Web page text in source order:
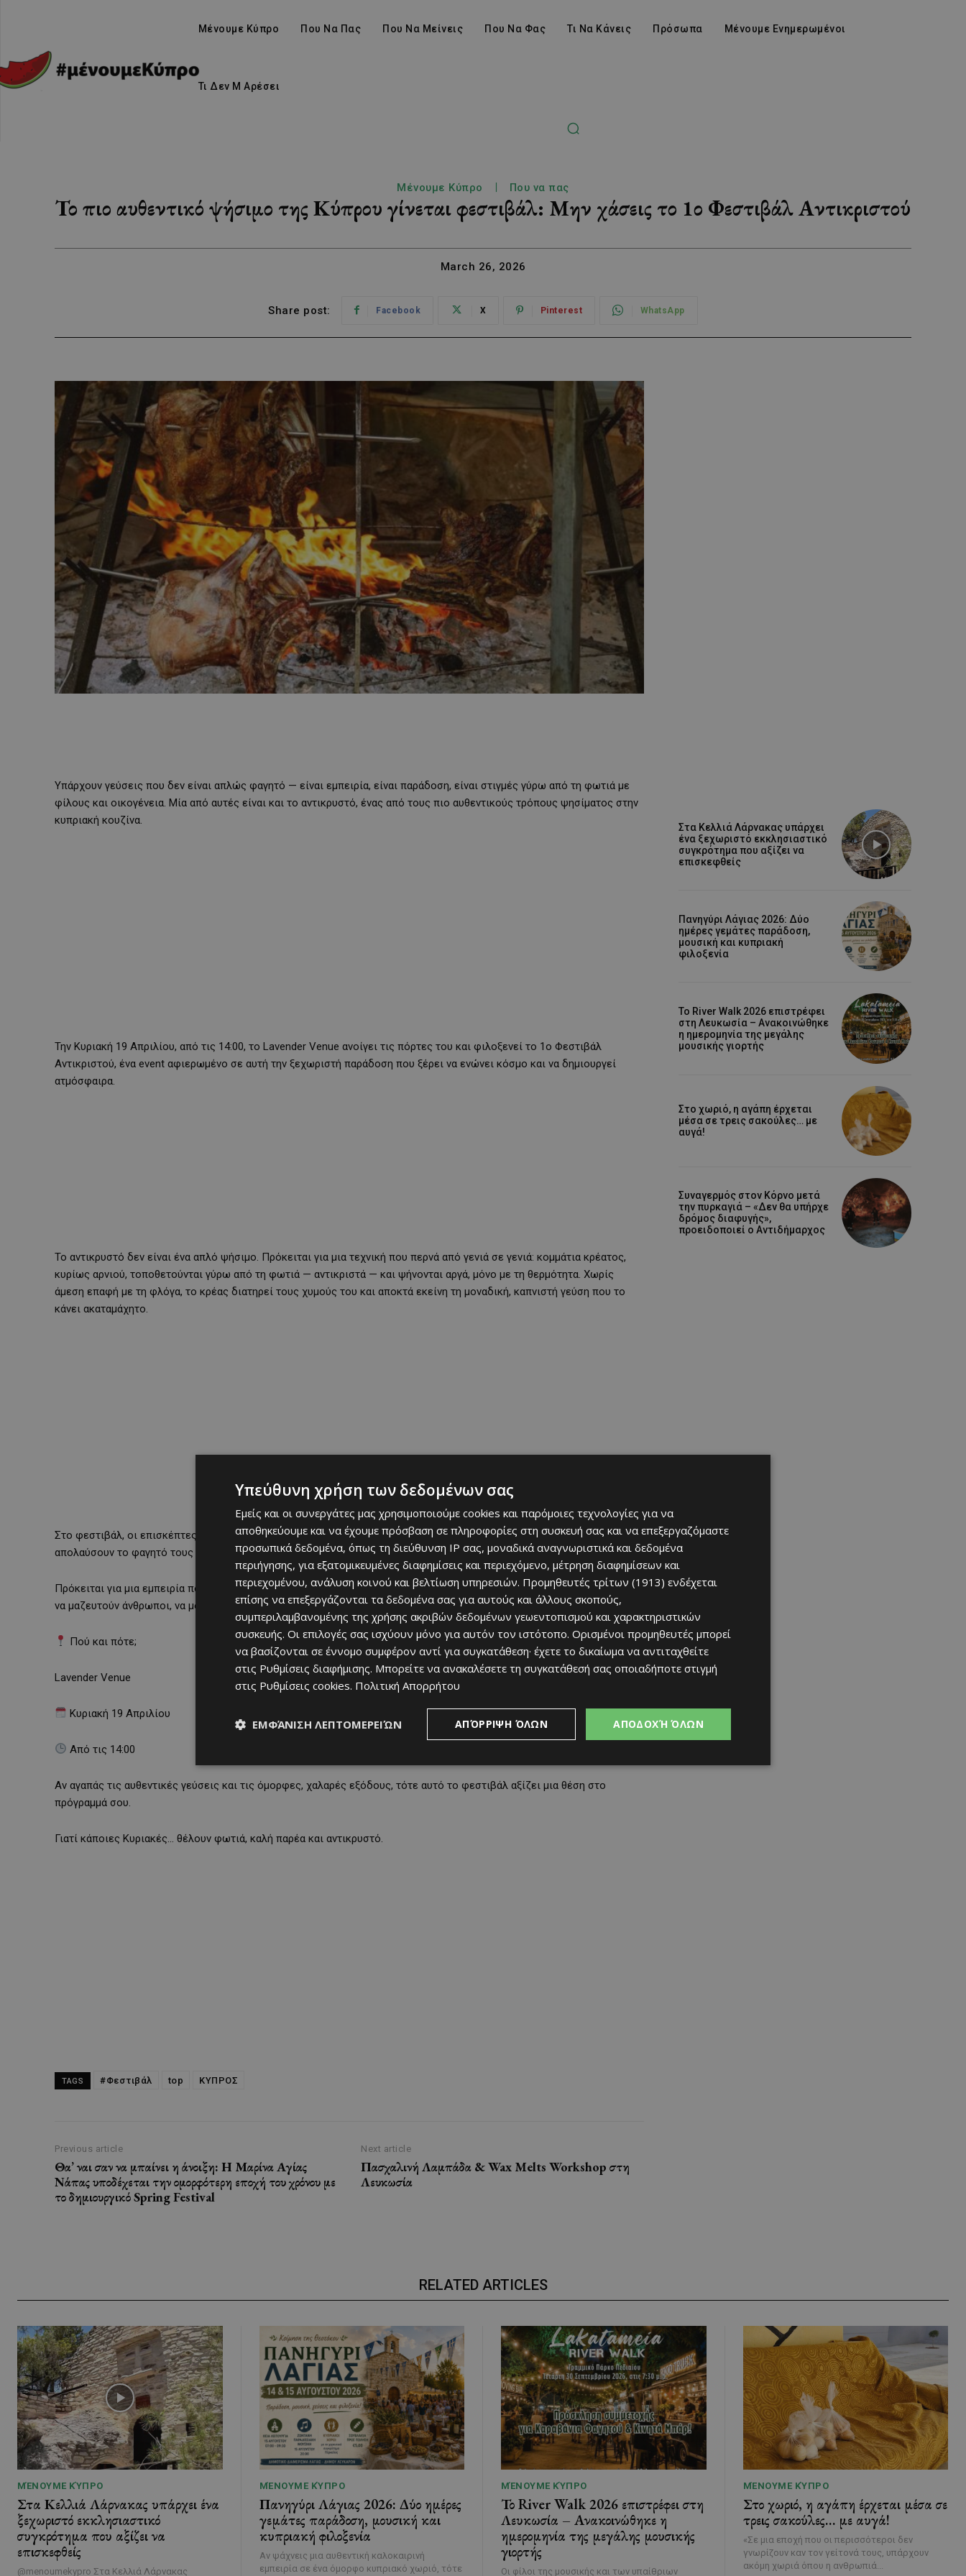
Μένουμε Κύπρο Που Να Πας Που Να Μείνεις Που Να Φας Τι Να Κάνεις Πρόσωπα Μένουμε Ενημερωμένοι
Τι Δεν Μ Αρέσει
Μένουμε Κύπρο Που να πας
Το πιο αυθεντικό ψήσιμο της Κύπρου γίνεται φεστιβάλ: Μην χάσεις το 1ο Φεστιβάλ Αντικριστού
March 26, 2026
Share post: Facebook X Pinterest WhatsApp
Υπάρχουν γεύσεις που δεν είναι απλώς φαγητό — είναι εμπειρία, είναι παράδοση, είναι στιγμές γύρω από τη φωτιά με
φίλους και οικογένεια. Μία από αυτές είναι και το αντικρυστό, ένας από τους πιο αυθεντικούς τρόπους ψησίματος στην
κυπριακή κουζίνα.
Την Κυριακή 19 Απριλίου, από τις 14:00, το Lavender Venue ανοίγει τις πόρτες του και φιλοξενεί το 1ο Φεστιβάλ
Αντικριστού, ένα event αφιερωμένο σε αυτή την ξεχωριστή παράδοση που ξέρει να ενώνει κόσμο και να δημιουργεί
ατμόσφαιρα.
Το αντικρυστό δεν είναι ένα απλό ψήσιμο. Πρόκειται για μια τεχνική που περνά από γενιά σε γενιά: κομμάτια κρέατος,
κυρίως αρνιού, τοποθετούνται γύρω από τη φωτιά — αντικριστά — και ψήνονται αργά, μόνο με τη θερμότητα. Χωρίς
άμεση επαφή με τη φλόγα, το κρέας διατηρεί τους χυμούς του και αποκτά εκείνη τη μοναδική, καπνιστή γεύση που το
κάνει ακαταμάχητο.
Στο φεστιβάλ, οι επισκέπτες θα έχουν την ευκαιρία να δοκιμάσουν αυθεντικό αντικρυστό από έμπειρους ψήστες, να
απολαύσουν το φαγητό τους με ποτό και να ζήσουν μια γιορτή γεμάτη ζωντανή μουσική, χαμόγελα και καλή παρέα.
Πρόκειται για μια εμπειρία που σε φέρνει πιο κοντά στην κυπριακή παράδοση — εκεί όπου το φαγητό γίνεται αφορμή για
να μαζευτούν άνθρωποι, να μοιραστούν στιγμές και να δημιουργήσουν αναμνήσεις.
Πού και πότε;
Lavender Venue
Κυριακή 19 Απριλίου
Από τις 14:00
Αν αγαπάς τις αυθεντικές γεύσεις και τις όμορφες, χαλαρές εξόδους, τότε αυτό το φεστιβάλ αξίζει μια θέση στο
πρόγραμμά σου.
Γιατί κάποιες Κυριακές… θέλουν φωτιά, καλή παρέα και αντικρυστό.
TAGS #Φεστιβάλ top ΚΥΠΡΟΣ
Previous article
Θα’ ναι σαν να μπαίνει η άνοιξη: Η Μαρίνα Αγίας
Νάπας υποδέχεται την ομορφότερη εποχή του χρόνου με
το δημιουργικό Spring Festival
Next article
Πασχαλινή Λαμπάδα & Wax Melts Workshop στη
Λευκωσία
Στα Κελλιά Λάρνακας υπάρχει
ένα ξεχωριστό εκκλησιαστικό
συγκρότημα που αξίζει να
επισκεφθείς
Πανηγύρι Λάγιας 2026: Δύο
ημέρες γεμάτες παράδοση,
μουσική και κυπριακή
φιλοξενία
Το River Walk 2026 επιστρέφει
στη Λευκωσία – Ανακοινώθηκε
η ημερομηνία της μεγάλης
μουσικής γιορτής
Στο χωριό, η αγάπη έρχεται
μέσα σε τρεις σακούλες… με
αυγά!
Συναγερμός στον Κόρνο μετά
την πυρκαγιά – «Δεν θα υπήρχε
δρόμος διαφυγής»,
προειδοποιεί ο Αντιδήμαρχος
RELATED ARTICLES
ΜΈΝΟΥΜΕ ΚΎΠΡΟ
Στα Κελλιά Λάρνακας υπάρχει ένα
ξεχωριστό εκκλησιαστικό
συγκρότημα που αξίζει να
επισκεφθείς
@menoumekypro Στα Κελλιά Λάρνακας
ΜΈΝΟΥΜΕ ΚΎΠΡΟ
Πανηγύρι Λάγιας 2026: Δύο ημέρες
γεμάτες παράδοση, μουσική και
κυπριακή φιλοξενία
Αν ψάχνεις μια αυθεντική καλοκαιρινή
εμπειρία σε ένα όμορφο κυπριακό χωριό, τότε
ΜΈΝΟΥΜΕ ΚΎΠΡΟ
Το River Walk 2026 επιστρέφει στη
Λευκωσία – Ανακοινώθηκε η
ημερομηνία της μεγάλης μουσικής
γιορτής
Οι φίλοι της μουσικής και των υπαίθριων
ΜΈΝΟΥΜΕ ΚΎΠΡΟ
Στο χωριό, η αγάπη έρχεται μέσα σε
τρεις σακούλες… με αυγά!
«Σε μια εποχή που οι περισσότεροι δεν
γνωρίζουν καν τον γείτονά τους, υπάρχουν
ακόμη χωριά όπου η ανθρωπιά...
Υπεύθυνη χρήση των δεδομένων σας
Εμείς και οι συνεργάτες μας χρησιμοποιούμε cookies και παρόμοιες τεχνολογίες για να
αποθηκεύουμε και να έχουμε πρόσβαση σε πληροφορίες στη συσκευή σας και να επεξεργαζόμαστε
προσωπικά δεδομένα, όπως τη διεύθυνση IP σας, μοναδικά αναγνωριστικά και δεδομένα
περιήγησης, για εξατομικευμένες διαφημίσεις και περιεχόμενο, μέτρηση διαφημίσεων και
περιεχομένου, ανάλυση κοινού και βελτίωση υπηρεσιών. Προμηθευτές τρίτων (1913) ενδέχεται
επίσης να επεξεργάζονται τα δεδομένα σας για αυτούς και άλλους σκοπούς,
συμπεριλαμβανομένης της χρήσης ακριβών δεδομένων γεωεντοπισμού και χαρακτηριστικών
συσκευής. Οι επιλογές σας ισχύουν μόνο για αυτόν τον ιστότοπο. Ορισμένοι προμηθευτές μπορεί
να βασίζονται σε έννομο συμφέρον αντί για συγκατάθεση· έχετε το δικαίωμα να αντιταχθείτε
στις Ρυθμίσεις διαφήμισης. Μπορείτε να ανακαλέσετε τη συγκατάθεσή σας οποιαδήποτε στιγμή
στις Ρυθμίσεις cookies. Πολιτική Απορρήτου
ΑΠΟΔΟΧΉ ΌΛΩΝ
ΑΠΌΡΡΙΨΗ ΌΛΩΝ
ΕΜΦΆΝΙΣΗ ΛΕΠΤΟΜΕΡΕΙΏΝ